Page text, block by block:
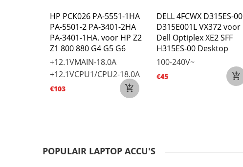
HP PCK026 PA-5551-1HA
PA-5501-2 PA-3401-2HA
PA-3401-1HA. voor HP Z2
Z1 800 880 G4 G5 G6
+12.1VMAIN-18.0A
+12.1VCPU1/CPU2-18.0A
€103
DELL 4FCWX D315ES-00
D315E001L VX372 voor
Dell Optiplex XE2 SFF
H315ES-00 Desktop
100-240V~
€45
POPULAIR LAPTOP ACCU'S